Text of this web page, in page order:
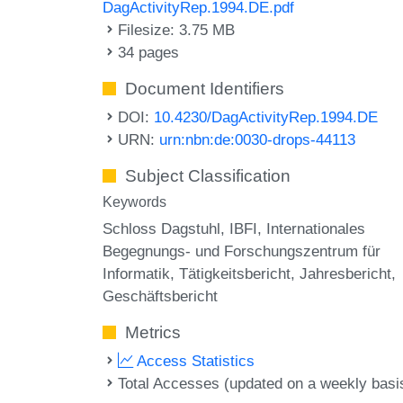
DagActivityRep.1994.DE.pdf
Filesize: 3.75 MB
34 pages
Document Identifiers
DOI: 10.4230/DagActivityRep.1994.DE
URN: urn:nbn:de:0030-drops-44113
Subject Classification
Keywords
Schloss Dagstuhl IBFI Internationales
Begegnungs- und Forschungszentrum für
Informatik Tätigkeitsbericht Jahresbericht
Geschäftsbericht
Metrics
Access Statistics
Total Accesses (updated on a weekly